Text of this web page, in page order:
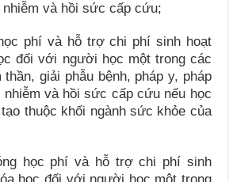
và hồi sức cấp cứu;
phí và hỗ trợ chi phí sinh hoạt
đối với người học một trong các
thần, giải phẫu bệnh, pháp y, pháp
và hồi sức cấp cứu nếu học
thuộc khối ngành sức khỏe của
học phí và hỗ trợ chi phí sinh